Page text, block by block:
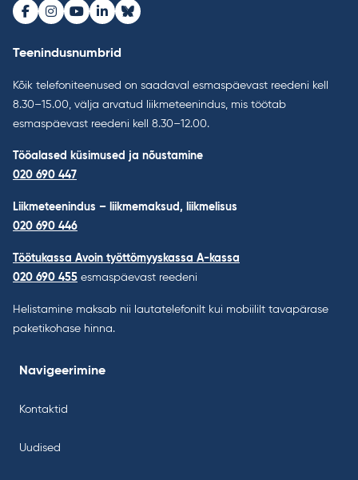
Facebook
Instagram
Youtube
LinkedInBluesky
Teenindusnumbrid
Kõik telefoniteenused on saadaval esmaspäevast reedeni kell
8.30–15.00, välja arvatud liikmeteenindus, mis töötab
esmaspäevast reedeni kell 8.30–12.00.
Tööalased küsimused ja nõustamine
020 690 447
Liikmeteenindus – liikmemaksud, liikmelisus
020 690 446
Töötukassa Avoin työttömyyskassa A-kassa
020 690 455 esmaspäevast reedeni
Helistamine maksab nii lautatelefonilt kui mobiililt tavapärase
paketikohase hinna.
Navigeerimine
Kontaktid
Uudised